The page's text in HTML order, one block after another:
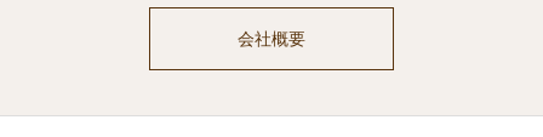
会社概要